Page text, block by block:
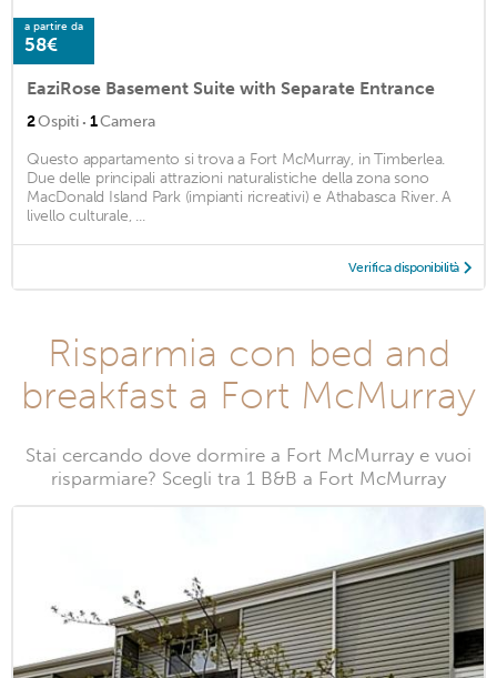
a partire da
58€
EaziRose Basement Suite with Separate Entrance
2Ospiti · 1Camera
Questo appartamento si trova a Fort McMurray, in Timberlea.
Due delle principali attrazioni naturalistiche della zona sono
MacDonald Island Park (impianti ricreativi) e Athabasca River. A
livello culturale, ...
Verifica disponibilità
Risparmia con bed and
breakfast a Fort McMurray
Stai cercando dove dormire a Fort McMurray e vuoi
risparmiare? Scegli tra 1 B&B a Fort McMurray